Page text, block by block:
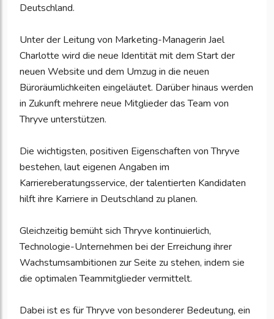
Deutschland.
Unter der Leitung von Marketing-Managerin Jael
Charlotte wird die neue Identität mit dem Start der
neuen Website und dem Umzug in die neuen
Büroräumlichkeiten eingeläutet. Darüber hinaus werden
in Zukunft mehrere neue Mitglieder das Team von
Thryve unterstützen.
Die wichtigsten, positiven Eigenschaften von Thryve
bestehen, laut eigenen Angaben im
Karriereberatungsservice, der talentierten Kandidaten
hilft ihre Karriere in Deutschland zu planen.
Gleichzeitig bemüht sich Thryve kontinuierlich,
Technologie-Unternehmen bei der Erreichung ihrer
Wachstumsambitionen zur Seite zu stehen, indem sie
die optimalen Teammitglieder vermittelt.
Dabei ist es für Thryve von besonderer Bedeutung, ein